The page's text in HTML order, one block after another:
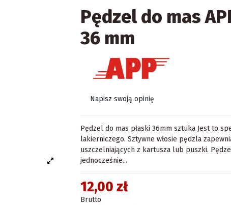
Pędzel do mas
36 mm
Napisz swoją opinię
Pędzel do mas płaski 36mm sztuka Jest to
lakierniczego. Sztywne włosie pędzla
uszczelniających z kartusza lub puszki.
jednocześnie...
12,00 zł
Brutto